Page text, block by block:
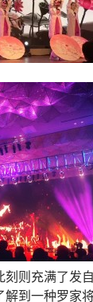
则充满了发
到一种罗家将